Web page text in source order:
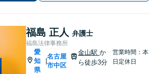
福島 正人 弁護士
福島法律事務所
愛
知
県
名古屋
市中区
金山駅 か
ら徒歩3分
営業時間：本
日定休日